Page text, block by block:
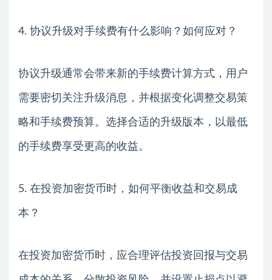
4. 协议升级对手续费有什么影响？如何应对？
协议升级通常会带来新的手续费计算方式，用户
需要密切关注升级消息，并根据变化调整交易策
略和手续费预算。选择合适的升级版本，以最低
的手续费享受更高的收益。
5. 在投资加密货币时，如何平衡收益和交易成
本？
在投资加密货币时，应合理评估投资回报与交易